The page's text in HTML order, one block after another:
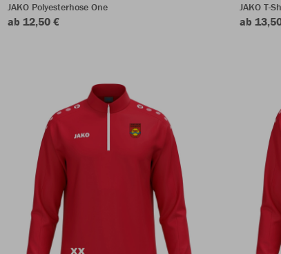
JAKO Polyesterhose One
ab 12,50 €
JAKO T-
ab